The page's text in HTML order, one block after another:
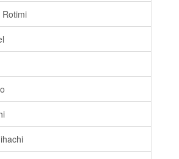
Rotimi